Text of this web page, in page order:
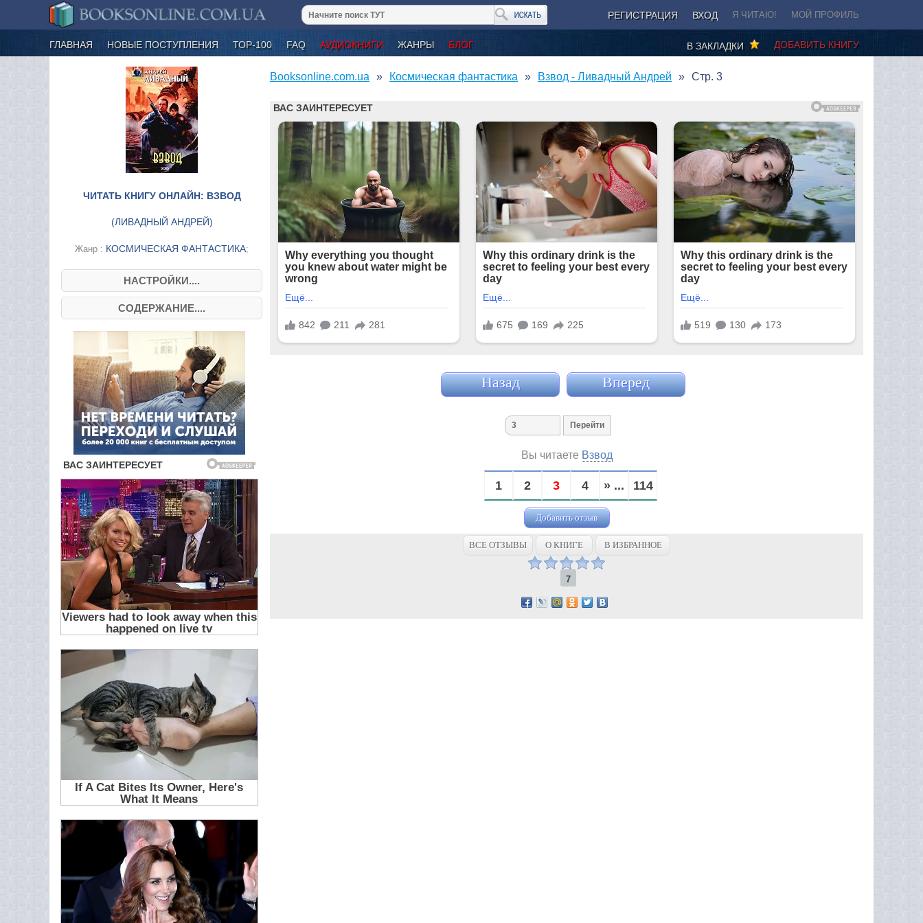
РЕГИСТРАЦИЯ ВХОД Я ЧИТАЮ! МОЙ ПРОФИЛЬ
ГЛАВНАЯ НОВЫЕ ПОСТУПЛЕНИЯ ТОР-100 FAQ АУДИОКНИГИ ЖАНРЫ БЛОГ ДОБАВИТЬ КНИГУ
В ЗАКЛАДКИ
ЧИТАТЬ КНИГУ ОНЛАЙН: ВЗВОД
(ЛИВАДНЫЙ АНДРЕЙ)
Жанр : КОСМИЧЕСКАЯ ФАНТАСТИКА;
НАСТРОЙКИ....
СОДЕРЖАНИЕ....
Booksonline.com.ua Космическая фантастика Взвод - Ливадный Андрей Стр. 3
Назад Вперед
Вы читаете Взвод
1 2 3 4 » ... 114
Добавить отзыв
ВСЕ ОТЗЫВЫ О КНИГЕ В ИЗБРАННОЕ
7